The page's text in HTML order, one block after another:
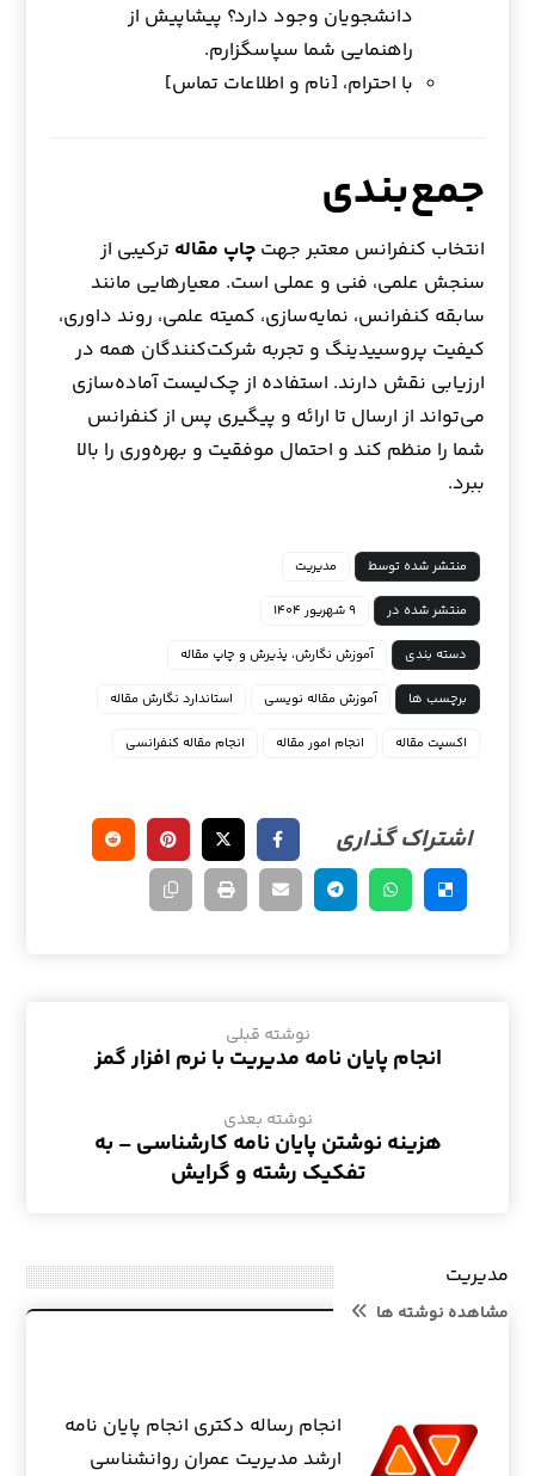
دانشجویان وجود دارد؟ پیشاپیش از
راهنمایی شما سپاسگزارم.
با احترام، [نام و اطلاعات تماس]
جمع‌بندی
انتخاب کنفرانس معتبر جهتچاپ مقاله ترکیبی از
سنجش علمی، فنی و عملی است. معیارهایی مانند
سابقه کنفرانس، نمایه‌سازی، کمیته علمی، روند داوری،
کیفیت پروسییدینگ و تجربه شرکت‌کنندگان همه در
ارزیابی نقش دارند. استفاده از چک‌لیست آماده‌سازی
می‌تواند از ارسال تا ارائه و پیگیری پس از کنفرانس
شما را منظم کند و احتمال موفقیت و بهره‌وری را بالا
ببرد.
منتشر شده توسط مدیریت
منتشر شده در ۹ شهریور ۱۴۰۴
دسته بندی آموزش نگارش، پذیرش و چاپ مقاله
برچسب ها آموزش مقاله نویسی استاندارد نگارش مقاله
اکسپت مقاله انجام امور مقاله انجام مقاله کنفرانسی
نوشته قبلی
انجام پایان نامه مدیریت با نرم افزار گمز
نوشته بعدی
هزینه نوشتن پایان نامه کارشناسی – به
تفکیک رشته و گرایش
مدیریت
مشاهده نوشته ها
انجام رساله دکتری انجام پایان نامه
ارشد مدیریت عمران روانشناسی